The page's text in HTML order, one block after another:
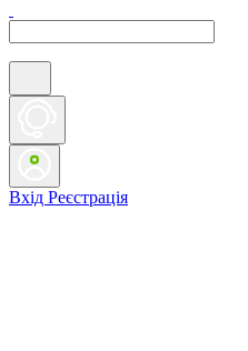
Вхід Реєстрація